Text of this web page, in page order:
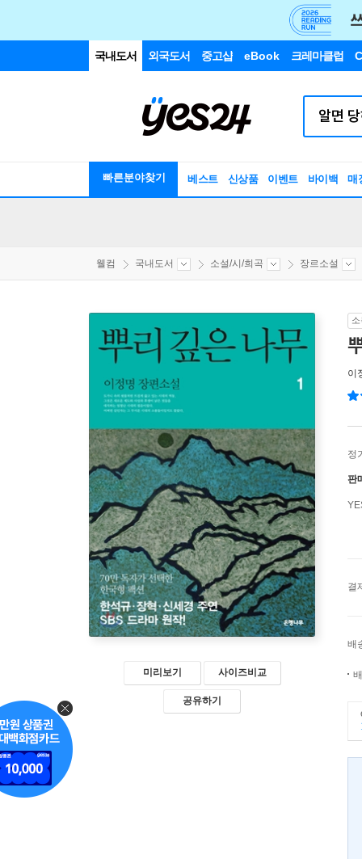
국내도서 외국도서 중고샵 eBook 크레마클럽
빠른분야찾기 베스트 신상품 이벤트 바이백 매
웰컴 국내도서 소설/시/희곡 장르소설
미리보기 사이즈비교
공유하기
이
정
판
결
배